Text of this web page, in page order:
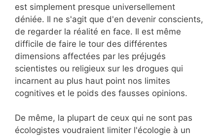
est simplement presque universellement
déniée. Il ne s'agit que d'en devenir conscients,
de regarder la réalité en face. Il est même
difficile de faire le tour des différentes
dimensions affectées par les préjugés
scientistes ou religieux sur les drogues qui
incarnent au plus haut point nos limites
cognitives et le poids des fausses opinions.
De même, la plupart de ceux qui ne sont pas
écologistes voudraient limiter l'écologie à un